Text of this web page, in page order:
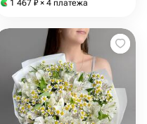
1 467 ₽ × 4 платежа